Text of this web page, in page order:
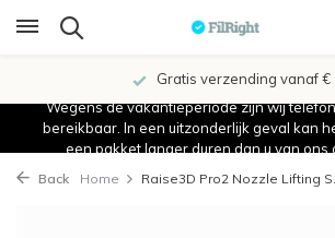
Gratis verzending vanaf €
Wegens de vakantieperiode zijn wij
bereikbaar. In een uitzonderlijk geval kan
een pakket langer duren dan u van ons
Back Home Raise3D Pro2 Nozzle Lifting